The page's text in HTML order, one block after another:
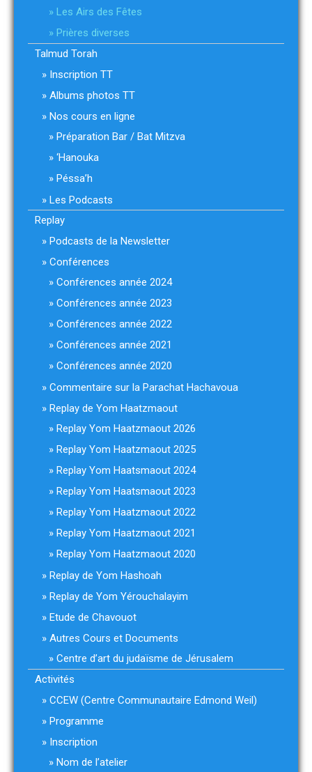
Les Airs des Fêtes
Prières diverses
Talmud Torah
Inscription TT
Albums photos TT
Nos cours en ligne
Préparation Bar / Bat Mitzva
‘Hanouka
Péssa’h
Les Podcasts
Replay
Podcasts de la Newsletter
Conférences
Conférences année 2024
Conférences année 2023
Conférences année 2022
Conférences année 2021
Conférences année 2020
Commentaire sur la Parachat Hachavoua
Replay de Yom Haatzmaout
Replay Yom Haatzmaout 2026
Replay Yom Haatzmaout 2025
Replay Yom Haatsmaout 2024
Replay Yom Haatsmaout 2023
Replay Yom Haatzmaout 2022
Replay Yom Haatzmaout 2021
Replay Yom Haatzmaout 2020
Replay de Yom Hashoah
Replay de Yom Yérouchalayim
Etude de Chavouot
Autres Cours et Documents
Centre d’art du judaïsme de Jérusalem
Activités
CCEW (Centre Communautaire Edmond Weil)
Programme
Inscription
Nom de l’atelier